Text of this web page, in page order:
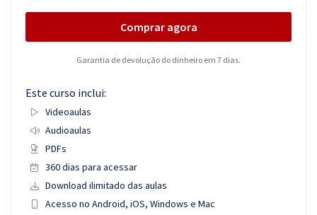
Comprar agora
Garantia de devolução do dinheiro em 7 dias.
Este curso inclui:
Videoaulas
Audioaulas
PDFs
360 dias para acessar
Download ilimitado das aulas
Acesso no Android, iOS, Windows e Mac